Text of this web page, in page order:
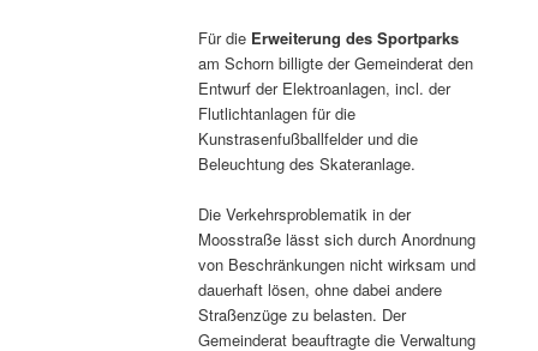
Für die Erweiterung des Sportparks
am Schorn billigte der Gemeinderat den
Entwurf der Elektroanlagen, incl. der
Flutlichtanlagen für die
Kunstrasenfußballfelder und die
Beleuchtung des Skateranlage.
Die Verkehrsproblematik in der
Moosstraße lässt sich durch Anordnung
von Beschränkungen nicht wirksam und
dauerhaft lösen, ohne dabei andere
Straßenzüge zu belasten. Der
Gemeinderat beauftragte die Verwaltung